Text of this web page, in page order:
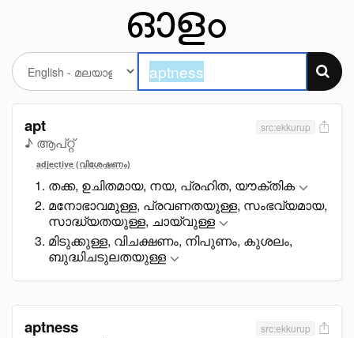
apt
♪ ആപ്റ്റ്
src:ekkurup
adjective (വിശേഷണം)
തക്ക, ഉചിതമായ, നയ, പ്രഹിത, യൗക്തിക
മനോഭാവമുള്ള, പ്രവണതയുള്ള, സംഭവ്യമായ,
സാദ്ധ്യതയുള്ള, ചായ്വുള്ള
മിടുക്കുള്ള, വിചക്ഷണം, നിപുണം, കുശലം,
ബുദ്ധിചടുലതയുള്ള
aptness src:ekkurup